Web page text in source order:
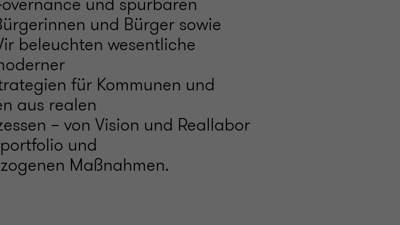
und Bürger sowie
beleuchten wesentliche
für Kommunen und
aus realen
– von Vision und Reallabor
und
Maßnahmen.